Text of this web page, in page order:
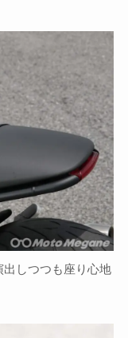
しつつも座り心地